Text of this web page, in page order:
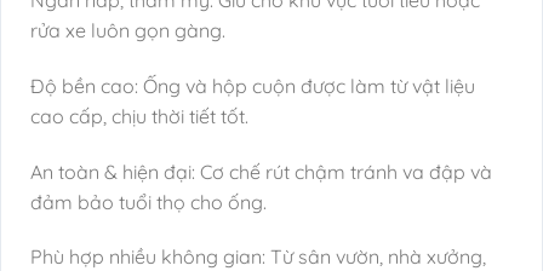
rửa xe luôn gọn gàng.
Độ bền cao: Ống và hộp cuộn được làm từ vật liệu
cao cấp, chịu thời tiết tốt.
An toàn & hiện đại: Cơ chế rút chậm tránh va đập và
đảm bảo tuổi thọ cho ống.
Phù hợp nhiều không gian: Từ sân vườn, nhà xưởng,